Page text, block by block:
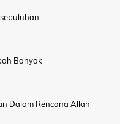
Banyak
Dalam Rencana Allah